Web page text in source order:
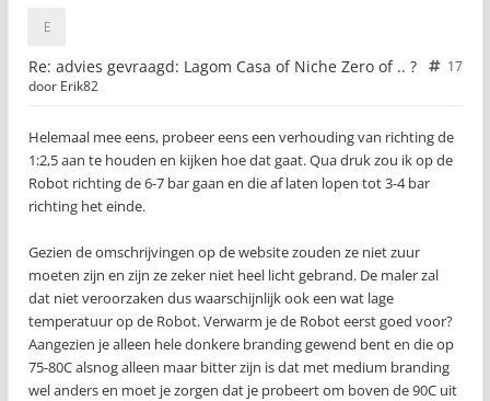
Re: advies gevraagd: Lagom Casa of Niche Zero of .. ?
17
door Erik82
Helemaal mee eens, probeer eens een verhouding van richting de
1:2,5 aan te houden en kijken hoe dat gaat. Qua druk zou ik op de
Robot richting de 6-7 bar gaan en die af laten lopen tot 3-4 bar
richting het einde.
Gezien de omschrijvingen op de website zouden ze niet zuur
moeten zijn en zijn ze zeker niet heel licht gebrand. De maler zal
dat niet veroorzaken dus waarschijnlijk ook een wat lage
temperatuur op de Robot. Verwarm je de Robot eerst goed voor?
Aangezien je alleen hele donkere branding gewend bent en die op
75-80C alsnog alleen maar bitter zijn is dat met medium branding
wel anders en moet je zorgen dat je probeert om boven de 90C uit